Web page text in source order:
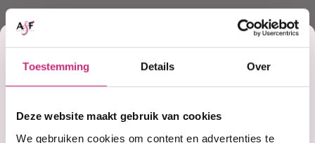
Toestemming Details Over
Deze website maakt gebruik van cookies
We gebruiken cookies om content en advertenties te
Sorteer
Korting
op je